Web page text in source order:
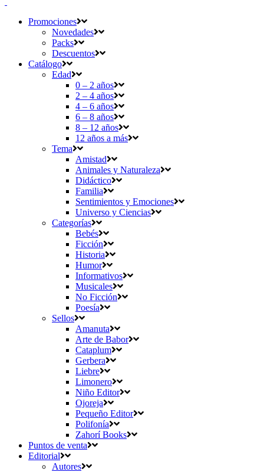
Promociones
Novedades
Packs
Descuentos
Catálogo
Edad
0 – 2 años
2 – 4 años
4 – 6 años
6 – 8 años
8 – 12 años
12 años a más
Tema
Amistad
Animales y Naturaleza
Didáctico
Familia
Sentimientos y Emociones
Universo y Ciencias
Categorías
Bebés
Ficción
Historia
Humor
Informativos
Musicales
No Ficción
Poesía
Sellos
Amanuta
Arte de Babor
Cataplum
Gerbera
Liebre
Limonero
Niño Editor
Ojoreja
Pequeño Editor
Polifonía
Zahorí Books
Puntos de venta
Editorial
Autores